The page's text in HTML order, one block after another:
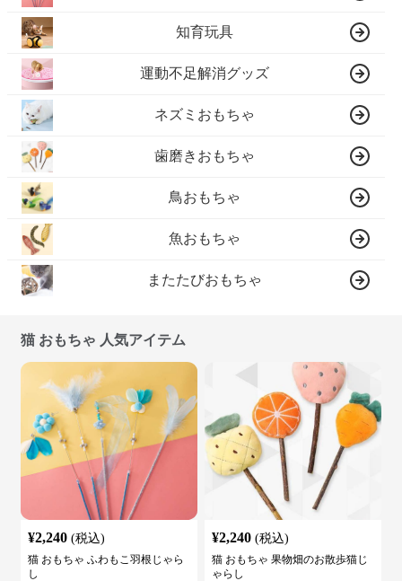
知育玩具
運動不足解消グッズ
ネズミおもちゃ
歯磨きおもちゃ
鳥おもちゃ
魚おもちゃ
またたびおもちゃ
猫 おもちゃ 人気アイテム
¥2,240 (税込)
猫 おもちゃ ふわもこ羽根じゃら
し
¥2,240 (税込)
猫 おもちゃ 果物畑のお散歩猫じ
ゃらし